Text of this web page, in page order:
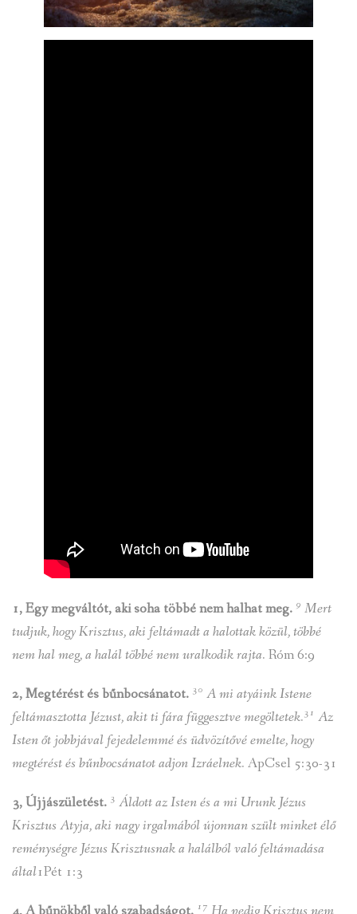
1, Egy megváltót, aki soha többé nem halhat meg. 9 Mert
tudjuk, hogy Krisztus, aki feltámadt a halottak közül, többé
nem hal meg, a halál többé nem uralkodik rajta. Róm 6:9
2, Megtérést és bűnbocsánatot. 30 A mi atyáink Istene
feltámasztotta Jézust, akit ti fára függesztve megöltetek.31 Az
Isten őt jobbjával fejedelemmé és üdvözítővé emelte, hogy
megtérést és bűnbocsánatot adjon Izráelnek. ApCsel 5:30-31
3, Újjászületést. 3 Áldott az Isten és a mi Urunk Jézus
Krisztus Atyja, aki nagy irgalmából újonnan szült minket élő
reménységre Jézus Krisztusnak a halálból való feltámadása
által1Pét 1:3
17